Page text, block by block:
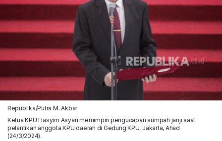
Republika/Putra M. Akbar
Ketua KPU Hasyim Asyari memimpin pengucapan sumpah janji saat
pelantikan anggota KPU daerah di Gedung KPU, Jakarta, Ahad
(24/3/2024).